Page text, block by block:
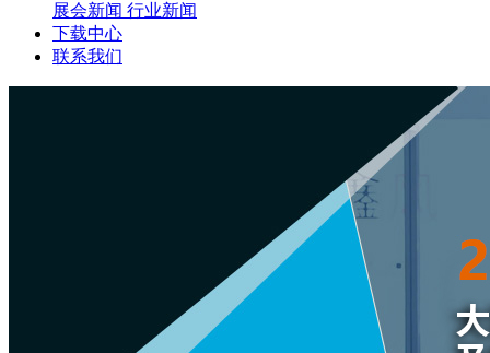
展会新闻 行业新闻
下载中心
联系我们